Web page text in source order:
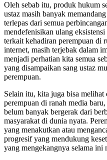
Oleh sebab itu, produk hukum
ustaz masih banyak
terlepas dari semua
mendefenisikan ulang
terkait kehadiran perempuan di
internet, masih terjebak dalam
menjadi perhatian kita semua
yang disampaikan sang ustaz
perempuan.
Selain itu, kita juga bisa
perempuan di ranah media
belum banyak bergerak dari
masyarakat di dunia nyata.
yang menakutkan atau
progresif yang mendukung
yang mengekangnya selama ini